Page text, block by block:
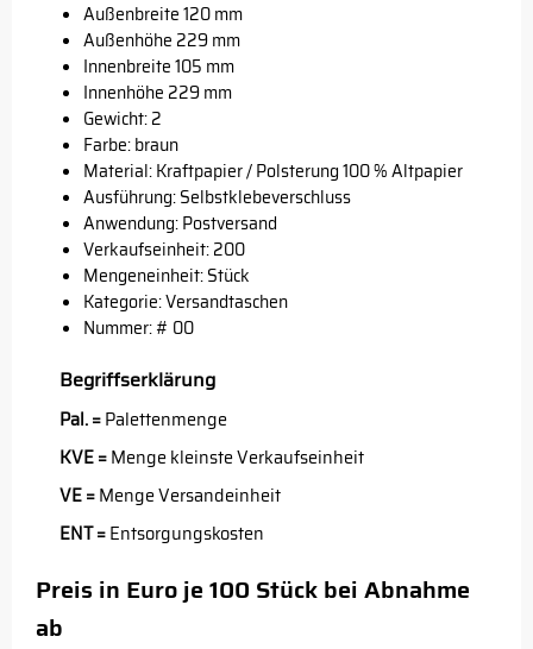
Außenbreite 120 mm
Außenhöhe 229 mm
Innenbreite 105 mm
Innenhöhe 229 mm
Gewicht: 2
Farbe: braun
Material: Kraftpapier / Polsterung 100 % Altpapier
Ausführung: Selbstklebeverschluss
Anwendung: Postversand
Verkaufseinheit: 200
Mengeneinheit: Stück
Kategorie: Versandtaschen
Nummer: # 00
Begriffserklärung
Pal. =Palettenmenge
KVE =Menge kleinste Verkaufseinheit
VE =Menge Versandeinheit
ENT =Entsorgungskosten
Preis in Euro je 100 Stück bei Abnahme
ab